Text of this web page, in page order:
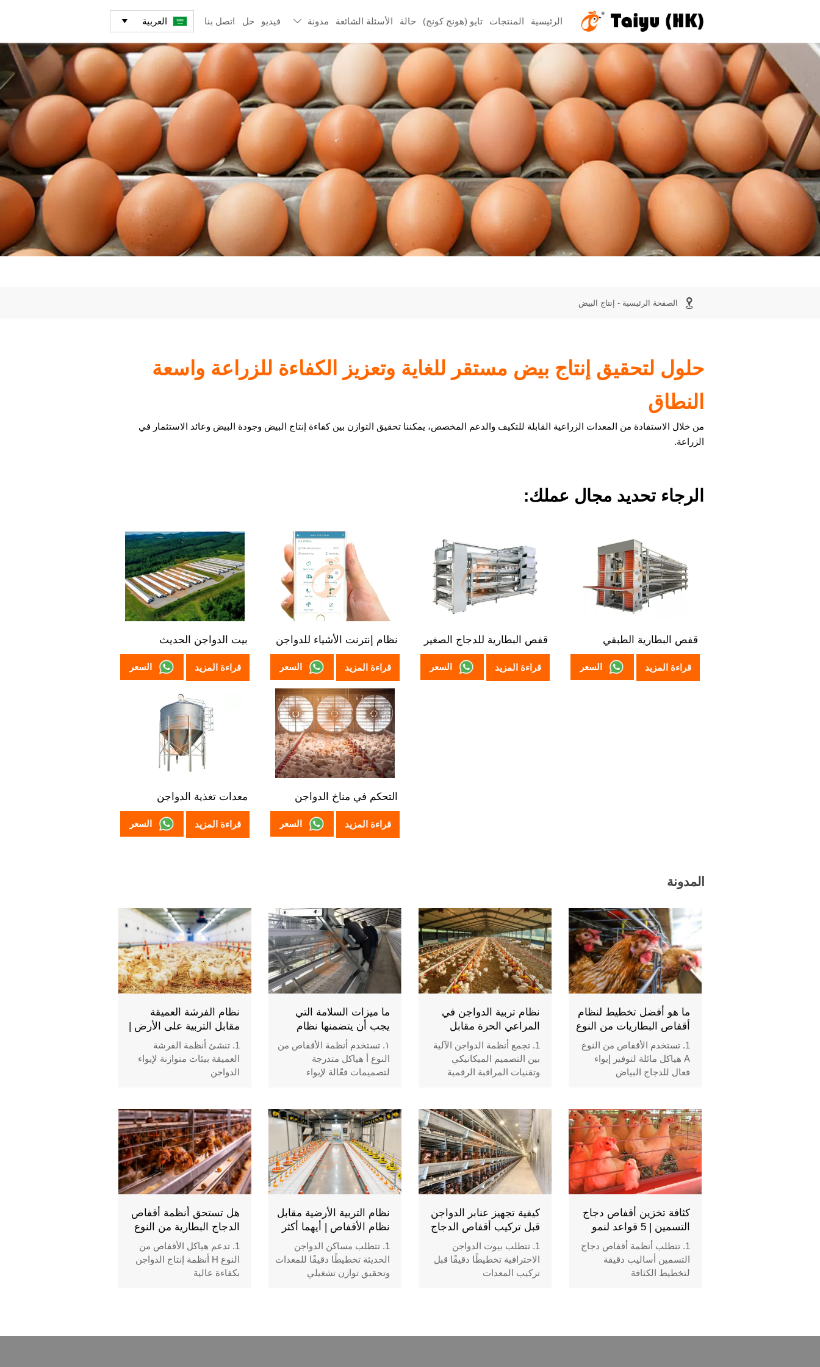
الرئيسية المنتجات تايو (هونج كونج) حالة الأسئلة الشائعة مدونة  فيديو حل اتصل بنا العربية 
 الصفحة الرئيسية - إنتاج البيض
حلول لتحقيق إنتاج بيض مستقر للغاية وتعزيز الكفاءة للزراعة واسعة
النطاق
من خلال الاستفادة من المعدات الزراعية القابلة للتكيف والدعم المخصص، يمكننا تحقيق التوازن بين كفاءة إنتاج البيض وجودة البيض وعائد الاستثمار في
الزراعة.
الرجاء تحديد مجال عملك:
بيت الدواجن الحديث
قراءة المزيد السعر
نظام إنترنت الأشياء للدواجن
قراءة المزيد السعر
قفص البطارية للدجاج الصغير
قراءة المزيد السعر
قفص البطارية الطبقي
قراءة المزيد السعر
معدات تغذية الدواجن
قراءة المزيد السعر
التحكم في مناخ الدواجن
قراءة المزيد السعر
المدونة
نظام الفرشة العميقة
مقابل التربية على الأرض |
أيهما يحقق أداءً أفضل؟
1. تنشئ أنظمة الفرشة
العميقة بيئات متوازنة لإيواء
الدواجن
3. تعمل مواد الفرشة على
إدارة المعالجة العضوية من
خلال التحلل المتحكم فيه
4. تنظم أنظمة التهوية تدفق
الهواء داخل مباني الدواجن
الحديثة
5. للاستفسار / رقم
WhatsApp: +8618830120193
ما ميزات السلامة التي
يجب أن يتضمنها نظام
أقفاص الدواجن من النوع
A؟ 5 نقاط يجب التحقق
منها
١. تستخدم أنظمة الأقفاص من
النوع أ هياكل متدرجة
لتصميمات فعّالة لإيواء
والشرب ومعالجة السماد. ٣.
تدعم التكوينات المختلفة
متطلبات الطاقة الإنتاجية
المتنوعة للمزارع التجارية. ٤.
يتطلب تخطيط المعدات
حسابات دقيقة لمساحة
المبنى. ٥. رقم الاستقبال/
واتساب: +8618830120193
نظام تربية الدواجن في
المراعي الحرة مقابل
التربية الأرضية | أيهما
أفضل؟
1. تجمع أنظمة الدواجن الآلية
بين التصميم الميكانيكي
وتقنيات المراقبة الرقمية
المساحات الخارجية والداخلية
3. تعتمد مشاريع التربية
الأرضية على أنظمة دقيقة
لتنسيق المعدات
4. تدمج عنابر الدجاج الحديثة
أجهزة الاستشعار ووحدات
التحكم والآلات الآلية
5. للاستقبال / رقم WhatsApp:
+8618830120193
ما هو أفضل تخطيط لنظام
أقفاص البطاريات من النوع
A؟ 5 تصميمات محسّنة
لاستغلال المساحة
1. تستخدم الأقفاص من النوع
A هياكل مائلة لتوفير إيواء
فعال للدجاج البياض
للمزارع
3. تعمل الأنظمة المتكاملة على
تحسين كفاءة التغذية والإدارة
4. تتطلب مخططات المزارع
تخطيطًا دقيقًا للتهوية وسير
العمل
5. رقم الاستقبال / WhatsApp:
+8618830120193
هل تستحق أنظمة أقفاص
الدجاج البطارية من النوع
H شراءها؟1. تدعم هياكل الأقفاص من
النوع H أنظمة إنتاج الدواجن
بكفاءة عالية
نظام التربية الأرضية مقابل
نظام الأقفاص | أيهما أكثر
فعالية من حيث التكلفة؟
1. تتطلب مساكن الدواجن
الحديثة تخطيطًا دقيقًا للمعدات
وتحقيق توازن تشغيلي
كيفية تجهيز عنابر الدواجن
قبل تركيب أقفاص الدجاج
البياض | 6 خطوات
1. تتطلب بيوت الدواجن
الاحترافية تخطيطًا دقيقًا قبل
تركيب المعدات
كثافة تخزين أقفاص دجاج
التسمين | 5 قواعد لنمو
سريع وصحي
1. تتطلب أنظمة أقفاص دجاج
التسمين أساليب دقيقة
لتخطيط الكثافة